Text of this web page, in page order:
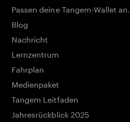
Passen deine Tangem-Wallet an.
Blog
Nachricht
Lernzentrum
Fahrplan
Medienpaket
Tangem Leitfaden
Jahresrückblick 2025